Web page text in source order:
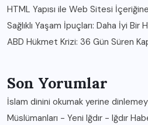
HTML Yapısı ile Web Sitesi
Sağlıklı Yaşam İpuçları: Daha İyi
ABD Hükmet Krizi: 36 Gün Süren
Son Yorumlar
İslam dinini okumak yerine
Müslümanları - Yeni Iğdır - Iğdır